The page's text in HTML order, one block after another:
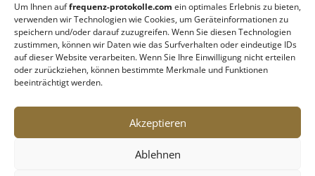
Um Ihnen auffrequenz-protokolle.com ein optimales Erlebnis zu bieten,
verwenden wir Technologien wie Cookies, um Geräteinformationen zu
speichern und/oder darauf zuzugreifen. Wenn Sie diesen Technologien
zustimmen, können wir Daten wie das Surfverhalten oder eindeutige IDs
auf dieser Website verarbeiten. Wenn Sie Ihre Einwilligung nicht erteilen
oder zurückziehen, können bestimmte Merkmale und Funktionen
beeinträchtigt werden.
Akzeptieren
Ablehnen
Dr. Hulda Clark
Robert C. Beck
Georges Lakhovsky
verwandte Pioniere
Datenschutz
Cookie-Richtlinie|AGB's